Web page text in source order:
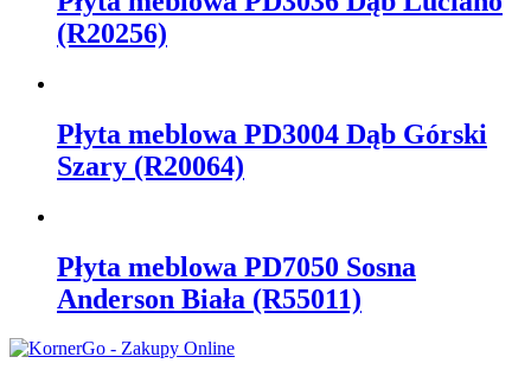
(R20256)
Płyta meblowa PD3004 Dąb Górski
Szary (R20064)
Płyta meblowa PD7050 Sosna
Anderson Biała (R55011)